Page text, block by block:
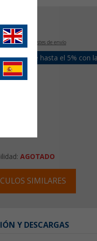
incluido + Costes de envío
bonus de hasta el 5% con
AGOTADO
SIMILARES
Y DESCARGAS